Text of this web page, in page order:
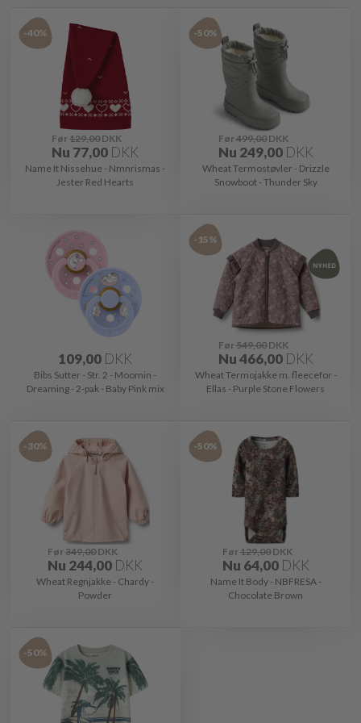
-40%
Før129,00DKK
Nu 77,00 DKK
Name It Nissehue - Nmnrismas -
Jester Red Hearts
-50%
Før499,00DKK
Nu 249,00 DKK
Wheat Termostøvler - Drizzle
Snowboot - Thunder Sky
109,00 DKK
Bibs Sutter - Str. 2 - Moomin -
Dreaming - 2-pak - Baby Pink mix
-15%
Før549,00DKK
Nu466,00 DKK
Wheat Termojakke m. fleecefor -
Ellas - Purple Stone Flowers
-30%
Før349,00DKK
Nu 244,00 DKK
Wheat Regnjakke - Chardy -
Powder
-50%
Før129,00DKK
Nu 64,00 DKK
Name It Body - NBFRESA -
Chocolate Brown
-50%